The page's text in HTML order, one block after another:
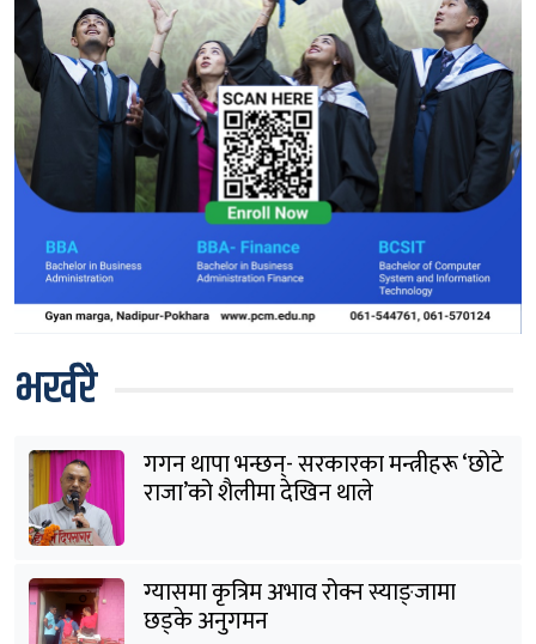
भर्खरै
गगन थापा भन्छन्- सरकारका मन्त्रीहरू ‘छोटे
राजा’को शैलीमा देखिन थाले
ग्यासमा कृत्रिम अभाव रोक्न स्याङ्जामा
छड्के अनुगमन